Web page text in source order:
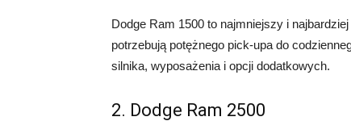
Dodge Ram 1500 to najmniejszy i
potrzebują potężnego pick-upa do
silnika, wyposażenia i opcji dodatkowych.
2. Dodge Ram 2500